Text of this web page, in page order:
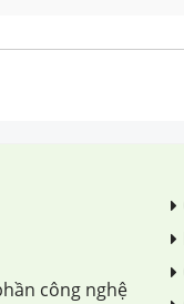
công nghệ